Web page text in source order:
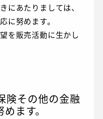
にあたりましては、
に努めます。
を販売活動に生かし
険その他の金融
ます。